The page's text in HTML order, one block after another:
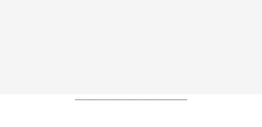
----------------------------------------------------------------